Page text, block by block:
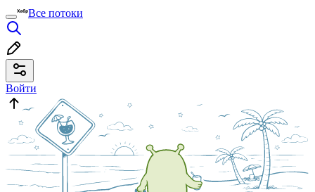
Все потоки
Войти